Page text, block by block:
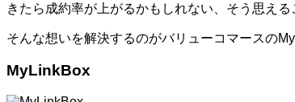
きたら成約率が上がるかもしれない、そう思える
そんな想いを解決するのがバリューコマースの
MyLinkBox